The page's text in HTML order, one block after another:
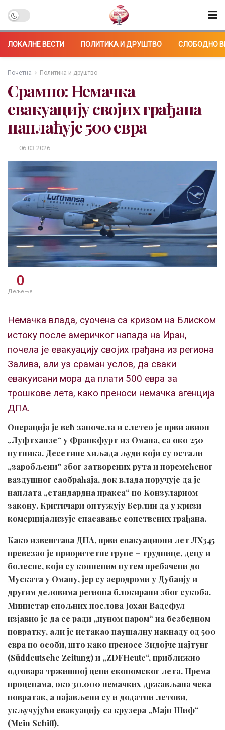
ЛОКАЛНЕ ВЕСТИ ПОЛИТИКА И ДРУШТВО СЛОБОДНО
Почетна Политика и друштво
Срамно: Немачка
евакуацију својих грађана
наплаћује 500 евра
06.03.2026
0
Дељење
Немачка влада, суочена са кризом на Блиском
истоку после америчког напада на Иран,
почела је евакуацију својих грађана из региона
Залива, али уз сраман услов, да сваки
евакуисани мора да плати 500 евра за
трошкове лета, како преноси немачка агенција
ДПА.
Операција је већ започела и слетео је први авион
„Луфтханзе“ у Франкфурт из Омана, са око 250
путника. Десетине хиљада људи који су остали
„заробљени“ због затворених рута и поремећеног
ваздушног саобраћаја, док влада поручује да је
наплата „стандардна пракса“ по Конзуларном
закону. Критичари оптужују Берлин да у кризи
комерцијализује спасавање сопствених грађана.
Како извештава ДПА, први евакуациони лет ЛХ345
превезао је приоритетне групе – труднице, децу и
болесне, који су копненим путем пребачени до
Муската у Оману, јер су аеродроми у Дубаију и
другим деловима региона блокирани због сукоба.
Министар спољних послова Јохан Вадефул
изјавио је да се ради „пуном паром“ на безбедном
повратку, али је истакао паушалну накнаду од 500
евра по особи, што како преносе Зидојче цајтунг
(Süddeutsche Zeitung) и „ZDFHeute“, приближно
одговара тржишној цени економског лета. Према
проценама, око 30.000 немачких држављана чека
повратак, а најављени су и додатни летови,
укључујући евакуацију са крузера „Мајн Шиф“
(Mein Schiff).